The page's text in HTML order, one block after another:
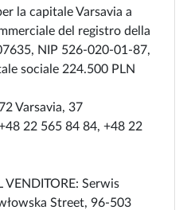
la capitale Varsavia a
del registro della
NIP 526-020-01-87,
sociale 224.500 PLN
Varsavia, 37
22 565 84 84, +48 22
VENDITORE: Serwis
Street, 96-503